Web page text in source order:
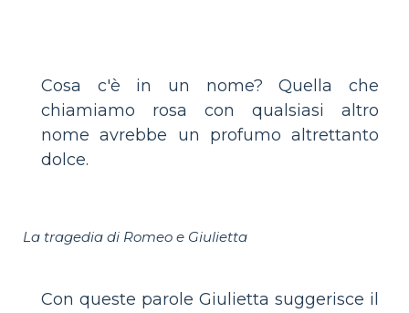
Cosa c'è in un nome? Quella che
chiamiamo rosa con qualsiasi altro
nome avrebbe un profumo altrettanto
dolce.
La tragedia di Romeo e Giulietta
Con queste parole Giulietta suggerisce il